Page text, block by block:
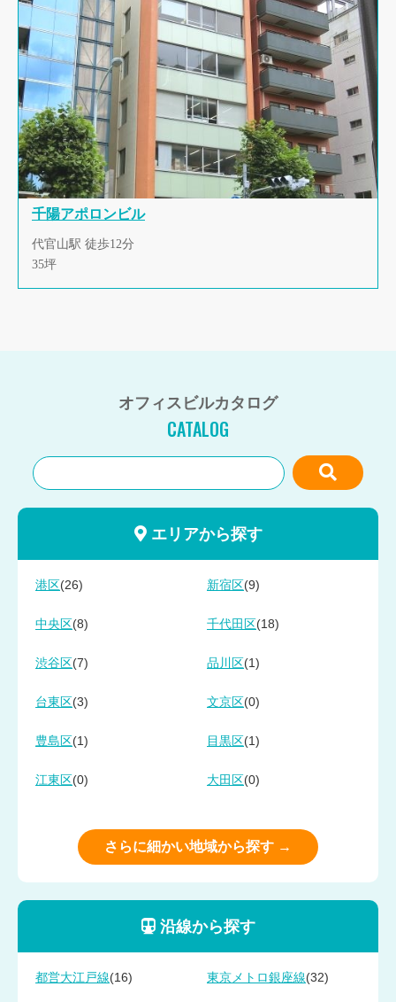
千陽アポロンビル
代官山駅 徒歩12分
35坪
オフィスビルカタログ
CATALOG
エリアから探す
港区 (26) 新宿区 (9)
中央区 (8) 千代田区 (18)
渋谷区 (7) 品川区 (1)
台東区 (3) 文京区 (0)
豊島区 (1) 目黒区 (1)
江東区 (0) 大田区 (0)
さらに細かい地域から探す →
沿線から探す
都営大江戸線(16) 東京メトロ銀座線(32)